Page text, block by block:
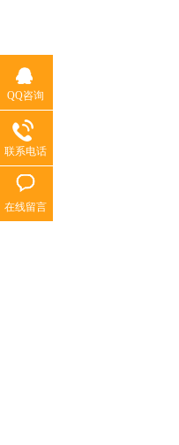
QQ咨询
联系电话
在线留言